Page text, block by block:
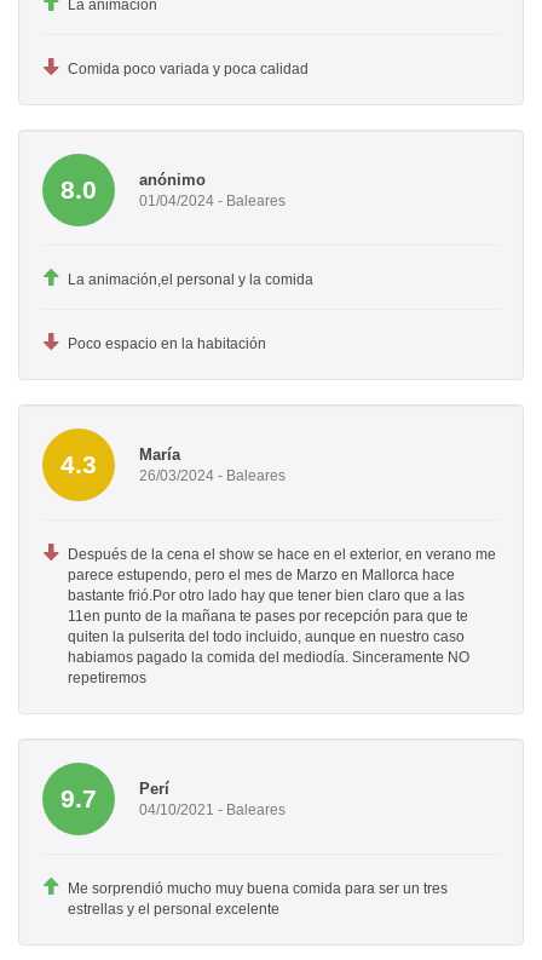
La animación
Comida poco variada y poca calidad
8.0 anónimo
01/04/2024 - Baleares
La animación,el personal y la comida
Poco espacio en la habitación
4.3 María
26/03/2024 - Baleares
Después de la cena el show se hace en el exterior, en verano me
parece estupendo, pero el mes de Marzo en Mallorca hace
bastante frió.Por otro lado hay que tener bien claro que a las
11en punto de la mañana te pases por recepción para que te
quiten la pulserita del todo incluido, aunque en nuestro caso
habiamos pagado la comida del mediodía. Sinceramente NO
repetiremos
9.7 Perí
04/10/2021 - Baleares
Me sorprendió mucho muy buena comida para ser un tres
estrellas y el personal excelente